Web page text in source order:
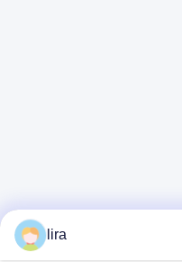
lira